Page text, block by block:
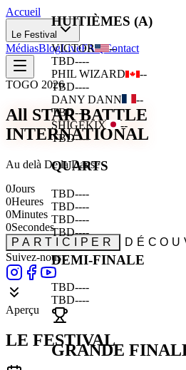
Accueil
Le Festival
MédiasBlogLiveFAQContact
TOGO 2026
All STAR BATTLE
INTERNATIONAL
Au delà De la Danse
0Jours
0Heures
0Minutes
0Secondes
PARTICIPER
Suivez-nous :
Aperçu
LE FESTIVAL
HUITIÈMES (A)
VICTOR
--
TBD----
PHIL WIZARD
--
TBD----
DANY DANN
--
TBD----
SHIGEKIX
--
TBD----
QUARTS
TBD----
TBD----
TBD----
TBD----
DEMI-FINALE
TBD----
TBD----
GRANDE